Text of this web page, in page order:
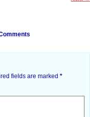
fields are marked *